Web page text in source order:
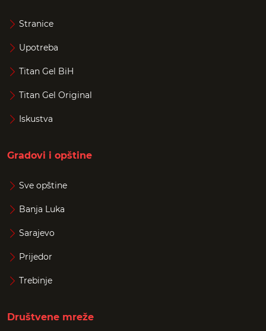
Stranice
Upotreba
Titan Gel BiH
Titan Gel Original
Iskustva
Gradovi i opštine
Sve opštine
Banja Luka
Sarajevo
Prijedor
Trebinje
Društvene mreže